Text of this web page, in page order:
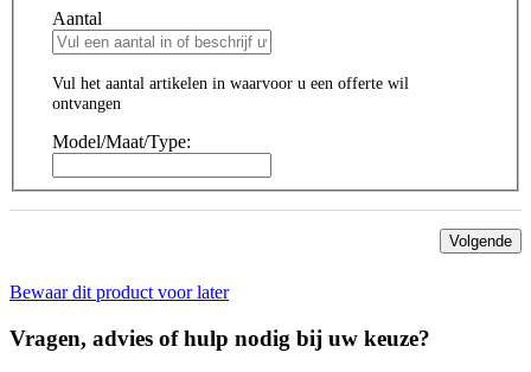
Aantal
Vul het aantal artikelen in waarvoor u een offerte wil
ontvangen
Model/Maat/Type:
Volgende
Bewaar dit product voor later
Vragen, advies of hulp nodig bij uw keuze?